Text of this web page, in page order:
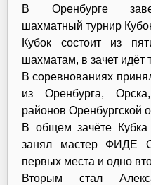
В Оренбурге
шахматный турнир
Кубок состоит из
шахматам, в зачет идёт
В соревнованиях
из Оренбурга,
районов Оренбургской
В общем зачёте
занял мастер ФИДЕ
первых места и одно
Вторым стал